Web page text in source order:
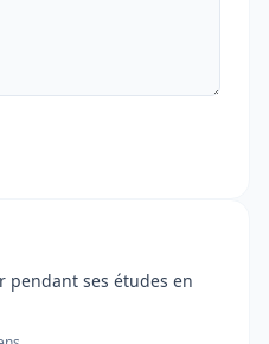
pendant ses études en